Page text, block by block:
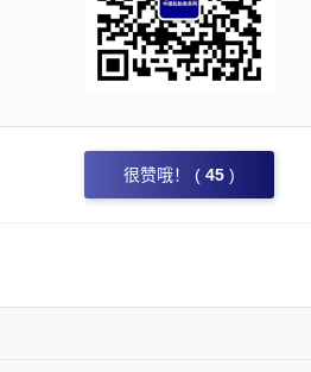
很赞哦！ ( 45 )